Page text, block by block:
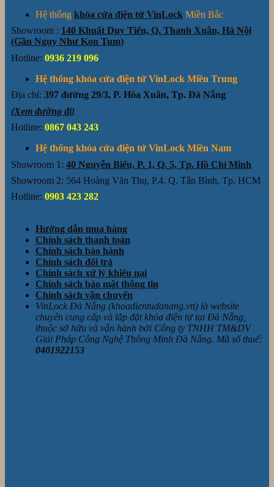
Hệ thống khóa cửa điện tử VinLock Miền Bắc
Showroom : 140 Khuất Duy Tiến, Q. Thanh Xuân, Hà Nội
(Gần Ngụy Như Kon Tum)
Hotline: 0936 219 096
Hệ thống khóa cửa điện tử VinLock Miền Trung
Địa chỉ: 397 đường 29/3, P. Hòa Xuân, Tp. Đà Nẵng
(Xem đường đi)
Hotline: 0867 043 243
Hệ thống khóa cửa điện tử VinLock Miền Nam
Showroom 1: 40 Nguyễn Biểu, P. 1, Q. 5, Tp. Hồ Chí Minh
Showroom 2: 564 Hoàng Văn Thụ, P.4. Q. Tân Bình, Tp. HCM
Hotline: 0903 423 282
Hướng dẫn mua hàng
Chính sách thanh toán
Chính sách bảo hành
Chính sách đổi trả
Chính sách xử lý khiếu nại
Chính sách bảo mật thông tin
Chính sách vận chuyển
VinLock Đà Nẵng (khoadientudanang.vn) là website
chuyên cung cấp và lắp đặt khóa điện tử tại Đà Nẵng,
thuộc sở hữu và vận hành bởi Công ty TNHH TM&DV
Giải Pháp Công Nghệ Thông Minh Đà Nẵng. Mã số thuế:
0401922153